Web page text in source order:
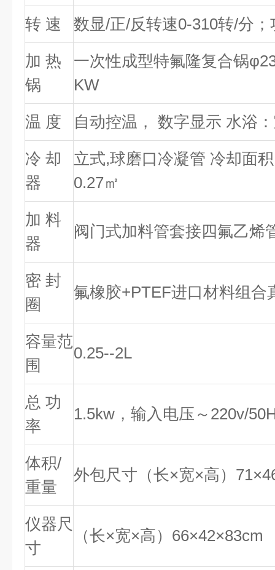
转 速
数显/正/反转速0-310转/分；
加 热
锅
一次性成型特氟隆复合锅
KW
温 度
自动控温， 数字显示 水浴
冷 却
器
立式,球磨口冷凝管 冷却面积
0.27㎡
加 料
器
阀门式加料管套接四氟乙烯
密 封
圈
氟橡胶+PTEF进口材料组合
容量范
围
0.25--2L
总 功
率
1.5kw，输入电压～220v/
体积/
重量
外包尺寸（长×宽×高）
仪器尺
寸
（长×宽×高）66×42×83cm